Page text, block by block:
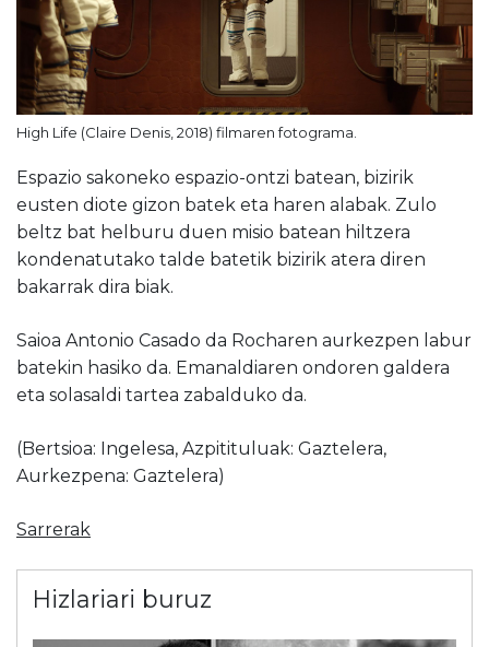
High Life (Claire Denis, 2018) filmaren fotograma.
Espazio sakoneko espazio-ontzi batean, bizirik
eusten diote gizon batek eta haren alabak. Zulo
beltz bat helburu duen misio batean hiltzera
kondenatutako talde batetik bizirik atera diren
bakarrak dira biak.
Saioa Antonio Casado da Rocharen aurkezpen labur
batekin hasiko da. Emanaldiaren ondoren galdera
eta solasaldi tartea zabalduko da.
(Bertsioa: Ingelesa, Azpitituluak: Gaztelera,
Aurkezpena: Gaztelera)
Sarrerak
Hizlariari buruz